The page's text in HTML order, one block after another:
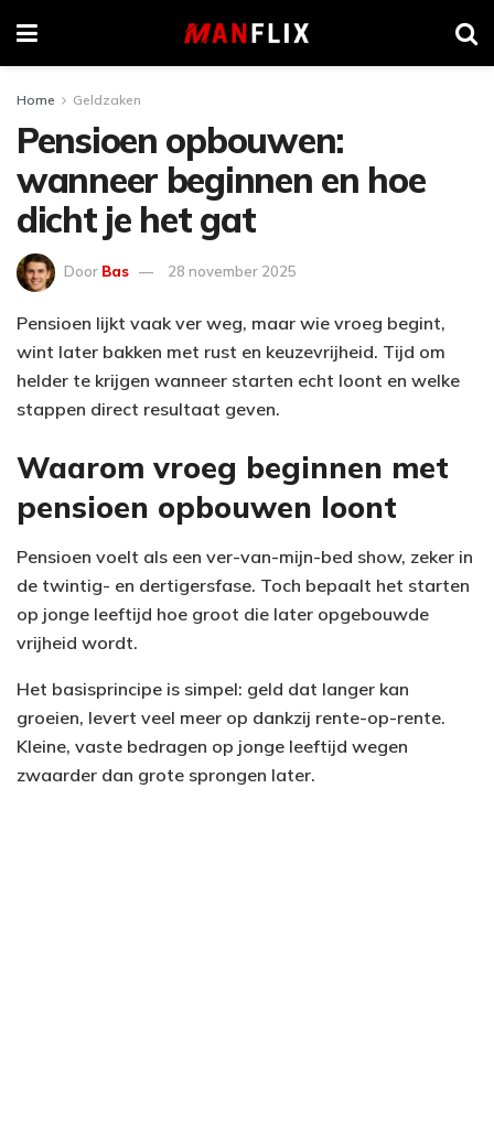
Home Geldzaken
Pensioen opbouwen:
wanneer beginnen en hoe
dicht je het gat
Door Bas 28 november 2025
Pensioen lijkt vaak ver weg, maar wie vroeg begint,
wint later bakken met rust en keuzevrijheid. Tijd om
helder te krijgen wanneer starten echt loont en welke
stappen direct resultaat geven.
Waarom vroeg beginnen met
pensioen opbouwen loont
Pensioen voelt als een ver-van-mijn-bed show, zeker in
de twintig- en dertigersfase. Toch bepaalt het starten
op jonge leeftijd hoe groot die later opgebouwde
vrijheid wordt.
Het basisprincipe is simpel: geld dat langer kan
groeien, levert veel meer op dankzij rente-op-rente.
Kleine, vaste bedragen op jonge leeftijd wegen
zwaarder dan grote sprongen later.